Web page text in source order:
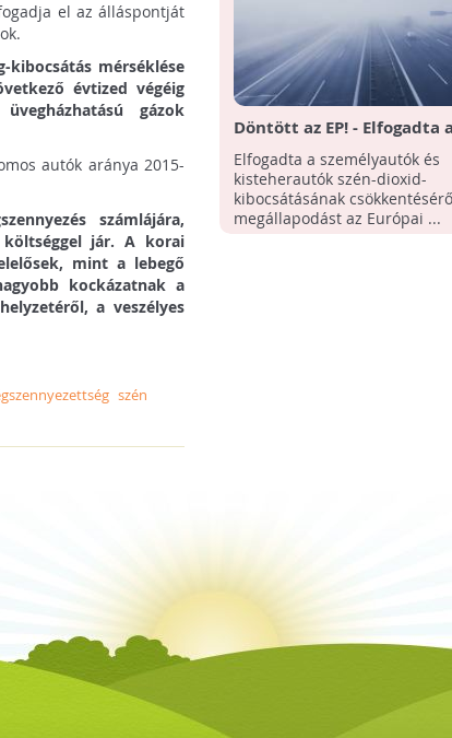
el az álláspontját
mérséklése
évtized végéig
gázok
autók aránya 2015-
számlájára,
jár. A korai
mint a lebegő
kockázatnak a
a veszélyes
szén
Döntött az EP! - Elfogadta a
személyautók és
szén-dioxid-kibocsátásának
csökkentéséről szóló
megállapodást
Elfogadta a személyautók és
kisteherautók szén-dioxid-
kibocsátásának
megállapodást az Európai ...